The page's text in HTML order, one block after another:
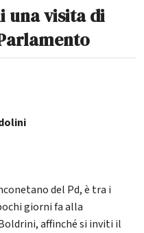
una visita di
del Pd, è tra i
giorni fa alla
affinché si inviti il